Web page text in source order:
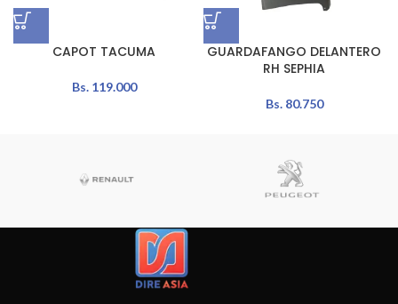
CAPOT TACUMA
Bs.119.000
GUARDAFANGO DELANTERO
RH SEPHIA
Bs.80.750